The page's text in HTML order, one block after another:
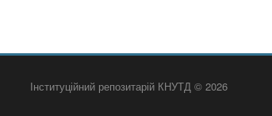
Інституційний репозитарій КНУТД © 2026